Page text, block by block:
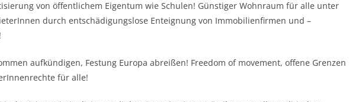
von öffentlichem Eigentum wie Schulen! Günstiger Wohnraum für alle unter
durch entschädigungslose Enteignung von Immobilienfirmen und –
aufkündigen, Festung Europa abreißen! Freedom of movement, offene Grenzen
für alle!